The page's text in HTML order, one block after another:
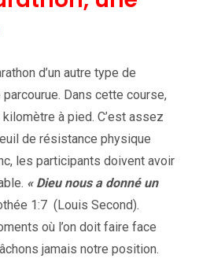
d’un autre type de
Dans cette course,
à pied. C’est assez
de résistance physique
les participants doivent avoir
« Dieu nous a donné un
1:7 (Louis Second).
où l’on doit faire face
jamais notre position.